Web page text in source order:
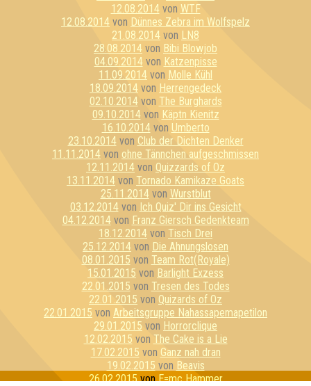
12.08.2014von WTF
12.08.2014 von Dünnes Zebra im Wolfspelz
21.08.2014 von LN8
28.08.2014 von Bibi Blowjob
04.09.2014von Katzenpisse
11.09.2014 von Molle Kühl
18.09.2014 von Herrengedeck
02.10.2014von The Burghards
09.10.2014von Käptn Kienitz
16.10.2014von Umberto
23.10.2014von Club der Dichten Denker
11.11.2014 von ohne Tännchen aufgeschmissen
12.11.2014 von Quizzards of Oz
13.11.2014 von Tornado Kamikaze Goats
25.11.2014von Wurstblut
03.12.2014von Ich Quiz' Dir ins Gesicht
04.12.2014von Franz Giersch Gedenkteam
18.12.2014 von Tisch Drei
25.12.2014 von Die Ahnungslosen
08.01.2015 von Team Rot(Royale)
15.01.2015 von Barlight Exzess
22.01.2015 von Tresen des Todes
22.01.2015 von Quizards of Oz
22.01.2015 von Arbeitsgruppe Nahassapemapetilon
29.01.2015 von Horrorclique
12.02.2015 von The Cake is a Lie
17.02.2015 von Ganz nah dran
19.02.2015 von Beavis
26.02.2015vonE=mc Hammer